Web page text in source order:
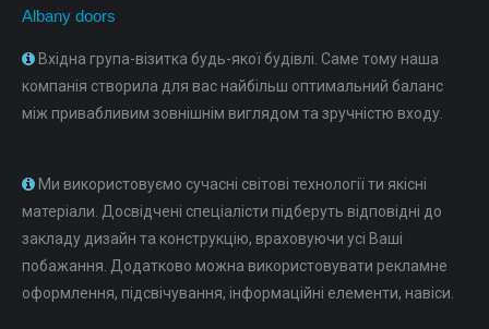
Albany doors
Вхідна група-візитка будь-якої будівлі. Саме тому наша
компанія створила для вас найбільш оптимальний баланс
між привабливим зовнішнім виглядом та зручністю входу.
Ми використовуємо сучасні світові технології ти якісні
матеріали. Досвідчені спеціалісти підберуть відповідні до
закладу дизайн та конструкцію, враховуючи усі Ваші
побажання. Додатково можна використовувати рекламне
оформлення, підсвічування, інформаційні елементи, навіси.